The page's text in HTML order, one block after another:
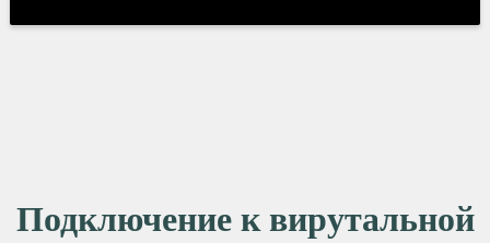
Подключение к вирутальной